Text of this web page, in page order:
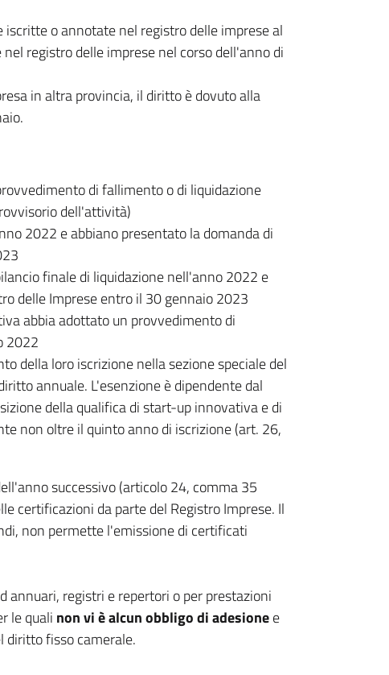
o annotate nel registro delle imprese al
registro delle imprese nel corso dell'anno di
in altra provincia, il diritto è dovuto alla
di fallimento o di liquidazione
dell'attività)
2022 e abbiano presentato la domanda di
finale di liquidazione nell'anno 2022 e
delle Imprese entro il 30 gennaio 2023
abbia adottato un provvedimento di
2022
della loro iscrizione nella sezione speciale del
annuale. L'esenzione è dipendente dal
della qualifica di start-up innovativa e di
non oltre il quinto anno di iscrizione (art. 26,
successivo (articolo 24, comma 35
certificazioni da parte del Registro Imprese. Il
non permette l'emissione di certificati
annuari, registri e repertori o per prestazioni
le quali non vi è alcun obbligo di adesionee
diritto fisso camerale.